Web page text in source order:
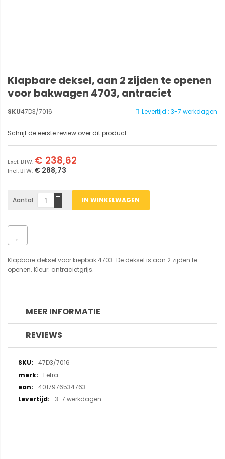
Klapbare deksel, aan 2 zijden te openen
voor bakwagen 4703, antraciet
Levertijd : 3-7 werkdagen
SKU47D3/7016
Schrijf de eerste review over dit product
€ 288,73
€ 238,62
Aantal IN WINKELWAGEN
Klapbare deksel voor kiepbak 4703. De deksel is aan 2 zijden te
openen. Kleur: antracietgrijs.
MEER INFORMATIE
REVIEWS
Meer
informatie
47D3/7016
Fetra
4017976534763
3-7 werkdagen